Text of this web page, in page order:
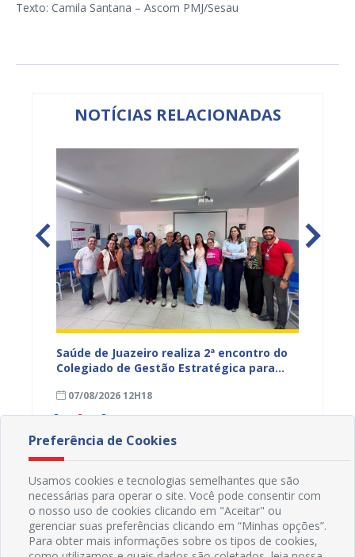
Texto: Camila Santana – Ascom PMJ/Sesau
NOTÍCIAS RELACIONADAS
Saúde de Juazeiro realiza 2ª encontro do
Colegiado de Gestão Estratégica para
monitoramento do SUS
07/08/2026 12H18
Preferência de Cookies
Usamos cookies e tecnologias semelhantes que são
necessárias para operar o site. Você pode consentir com
o nosso uso de cookies clicando em "Aceitar" ou
gerenciar suas preferências clicando em “Minhas opções”.
Para obter mais informações sobre os tipos de cookies,